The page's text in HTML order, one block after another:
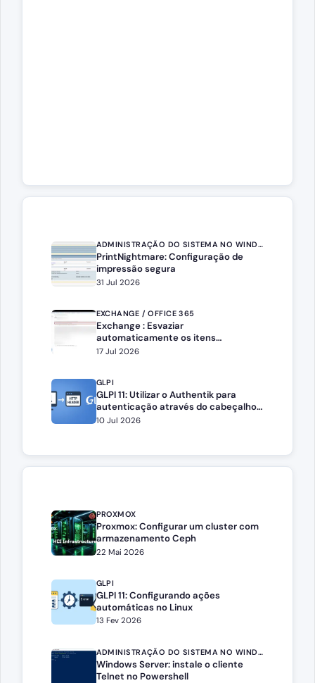
ADMINISTRAÇÃO DO SISTEMA NO WINDOWS SERVER
PrintNightmare: Configuração de
impressão segura
31 Jul 2026
EXCHANGE / OFFICE 365
Exchange : Esvaziar
automaticamente os itens
eliminados
17 Jul 2026
GLPI
GLPI 11: Utilizar o Authentik para
autenticação através do cabeçalho
HTTP
10 Jul 2026
PROXMOX
Proxmox: Configurar um cluster com
armazenamento Ceph
22 Mai 2026
GLPI
GLPI 11: Configurando ações
automáticas no Linux
13 Fev 2026
ADMINISTRAÇÃO DO SISTEMA NO WINDOWS SERVER
Windows Server: instale o cliente
Telnet no Powershell